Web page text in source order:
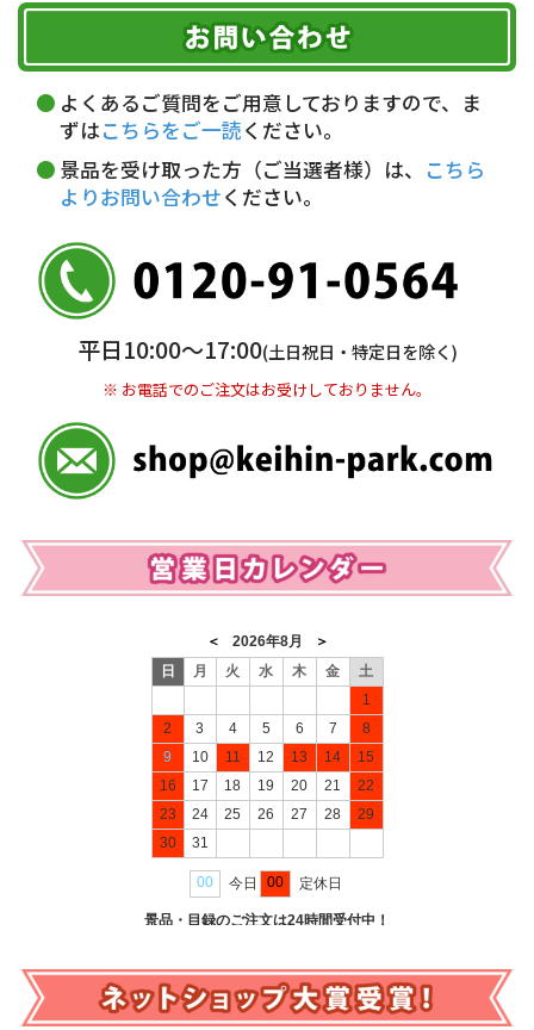
お届け可能時間帯
午前中 14～16時
16～18時
18～20時
19～21時 指定なし
代金引換(現金のみ)
5,000円未満…330円(税込)
銀行振込(前払い)
普通 7263489
＜口座名＞ カ）ディースタイル
※ 振込み手数料お客様ご負担。
期限を含むルール（条件）や、お客様にご負担い
ただく費用がございます。
詳しくはこちら▶
よくあるご質問をご用意しておりますので、ま
ずはこちらをご一読ください。
景品を受け取った方（ご当選者様）は、
こちら
よりお問い合わせください。
平日10:00〜17:00(土日祝日・特定日を除く)
※ お電話でのご注文はお受けしておりません。